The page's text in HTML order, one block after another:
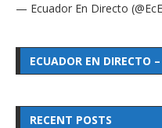
— Ecuador En Directo
ECUADOR EN DIRECTO
RECENT POSTS